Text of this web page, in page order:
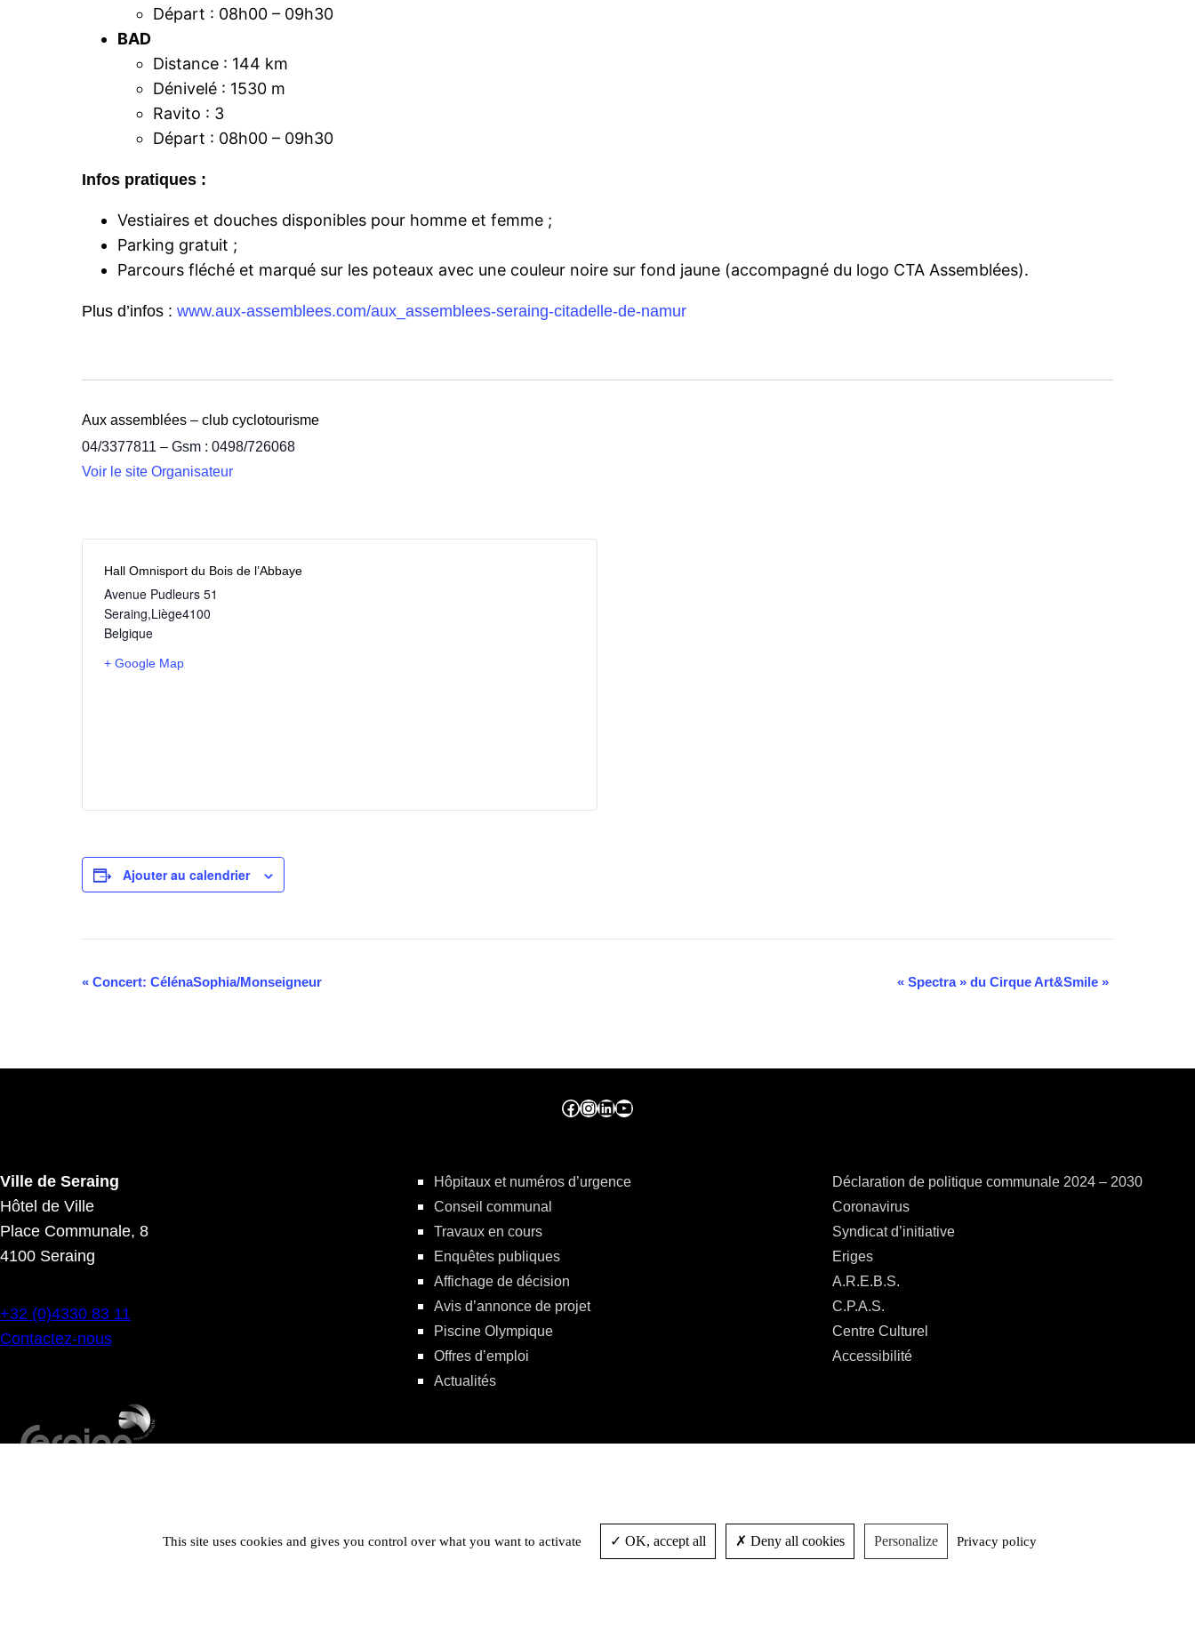
Départ : 08h00 – 09h30
BAD
Distance : 144 km
Dénivelé : 1530 m
Ravito : 3
Départ : 08h00 – 09h30
Infos pratiques :
Vestiaires et douches disponibles pour homme et femme ;
Parking gratuit ;
Parcours fléché et marqué sur les poteaux avec une couleur noire sur fond jaune (accompagné du logo CTA Assemblées).
Plus d’infos : www.aux-assemblees.com/aux_assemblees-seraing-citadelle-de-namur
Aux assemblées – club cyclotourisme
04/3377811 – Gsm : 0498/726068
Voir le site Organisateur
Hall Omnisport du Bois de l’Abbaye
Avenue Pudleurs 51
Seraing,Liège4100
Belgique
+ Google Map
Ajouter au calendrier
Navigation
« Concert: CélénaSophia/Monseigneur « Spectra » du Cirque Art&Smile »
Facebook ville de seraing Instragram ville de seraing linkedin – ville de seraing YouTube
Ville de Seraing
Hôtel de Ville
Place Communale, 8
4100 Seraing
+32 (0)4330 83 11
Contactez-nous
Hôpitaux et numéros d’urgence
Conseil communal
Travaux en cours
Enquêtes publiques
Affichage de décision
Avis d’annonce de projet
Piscine Olympique
Offres d’emploi
Actualités
Déclaration de politique communale 2024 – 2030
Coronavirus
Syndicat d’initiative
Eriges
A.R.E.B.S.
C.P.A.S.
Centre Culturel
Accessibilité
This site uses cookies and gives you control over what you want to activate OK, accept all Deny all cookies Personalize Privacy policy